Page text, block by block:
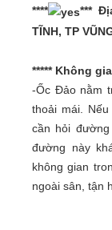
****
***
TĨNH, TP
***** Không
-Ốc Đảo nằm
thoải mái.
cần hỏi
đường này
không gian
ngoài sân, tận